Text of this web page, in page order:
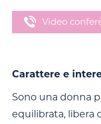
Video
Carattere e
Sono una donna
equilibrata, libera